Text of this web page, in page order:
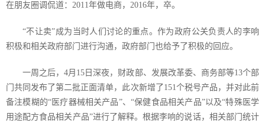
在朋友圈调侃道： 2011年做电商， 2016年，卒。
“不让卖”成为当时人们讨论的重点。作为政府公关负责人的李响
积极和相关政府部门进行沟通，政府部门也给予了积极的回应。
一周之后，4月 15 日深夜，财政部、发展改革委、商务部等13个部
门共同发布了第二批正面清单，此次新增了 151个税号产品，并对此前
备注模糊的“医疗器械相关产品”、“保健食品相关产品”以及“特殊医学
用途配方食品相关产品”进行了解释。根据李响的说话，相关部门统计